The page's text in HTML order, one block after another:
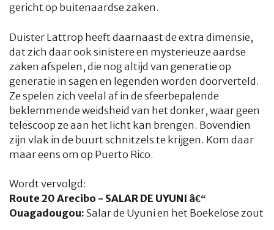
gericht op buitenaardse zaken.
Duister Lattrop heeft daarnaast de extra dimensie,
dat zich daar ook sinistere en mysterieuze aardse
zaken afspelen, die nog altijd van generatie op
generatie in sagen en legenden worden doorverteld.
Ze spelen zich veelal af in de sfeerbepalende
beklemmende weidsheid van het donker, waar geen
telescoop ze aan het licht kan brengen. Bovendien
zijn vlak in de buurt schnitzels te krijgen. Kom daar
maar eens om op Puerto Rico.
Wordt vervolgd:
Route 20 Arecibo - SALAR DE UYUNI â€“
Ouagadougou:Salar de Uyuni en het Boekelose zout